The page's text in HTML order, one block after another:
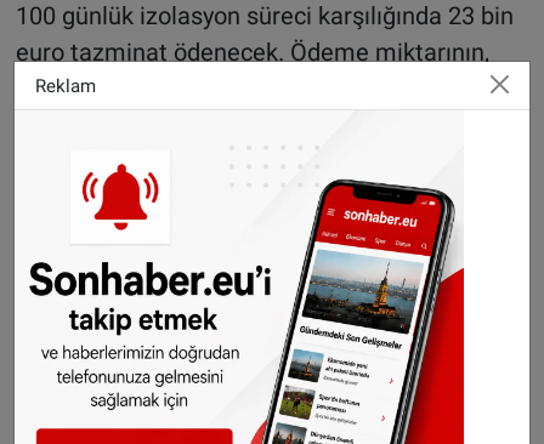
100 günlük izolasyon süreci karşılığında 23 bin
euro tazminat ödenecek. Ödeme miktarının,
katılımcıların ayıracağı süre ve deneyin zorluk
Başvuru şartları neler?
DLR tarafından paylaşılan bilgilere göre,
SOLIS100 çalışmasına başvurmak isteyen
gönüllülerde bazı temel kriterler aranıyor. Buna
göre adayların:
25–55 yaş aralığında olması,
Reklam